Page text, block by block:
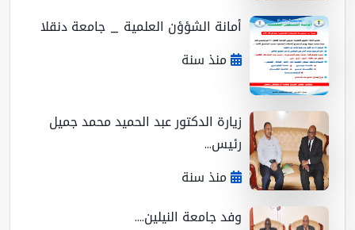
أمانة الشؤؤن العلمية _ جامعة دنقلا
منذ سنة
زيارة الدكتور عبد الحميد محمد جميل
رئيس...
منذ سنة
وفد جامعة النيلين....